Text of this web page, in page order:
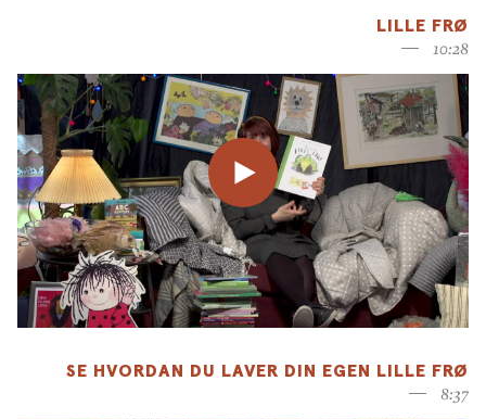
LILLE FRØ
10:28
SE HVORDAN DU LAVER DIN EGEN LILLE FRØ
8:37